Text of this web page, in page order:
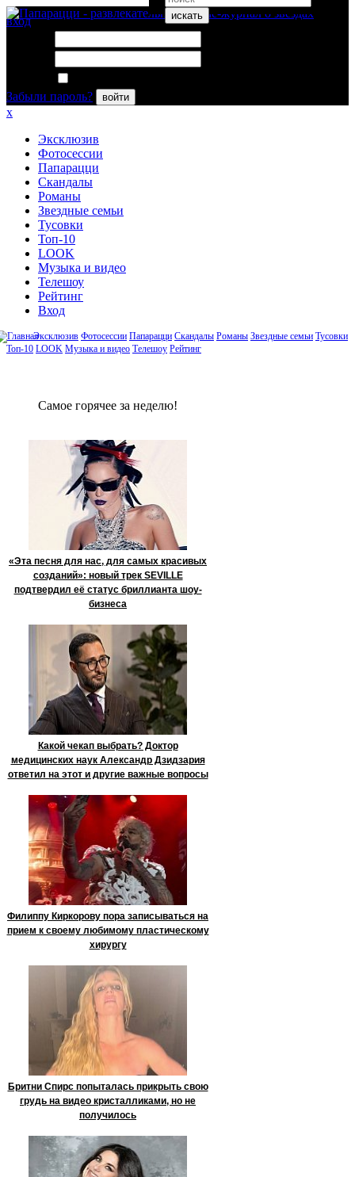
искать
вход
Забыли пароль?
войти
x
Эксклюзив
Фотосессии
Папарацци
Скандалы
Романы
Звездные семьи
Тусовки
Топ-10
LOOK
Музыка и видео
Телешоу
Рейтинг
Вход
Эксклюзив Фотосессии Папарацци Скандалы Романы Звездные семьи Тусовки
Топ-10 LOOK Музыка и видео Телешоу Рейтинг
Сaмое гoрячее за неделю!
«Эта песня для нас, для самых красивых
созданий»: новый трек SEVILLE
подтвердил её статус бриллианта шоу-
бизнеса
Какой чекап выбрать? Доктор
медицинских наук Александр Дзидзария
ответил на этот и другие важные вопросы
Филиппу Киркорову пора записываться на
прием к своему любимому пластическому
хирургу
Бритни Спирс попыталась прикрыть свою
грудь на видео кристалликами, но не
получилось